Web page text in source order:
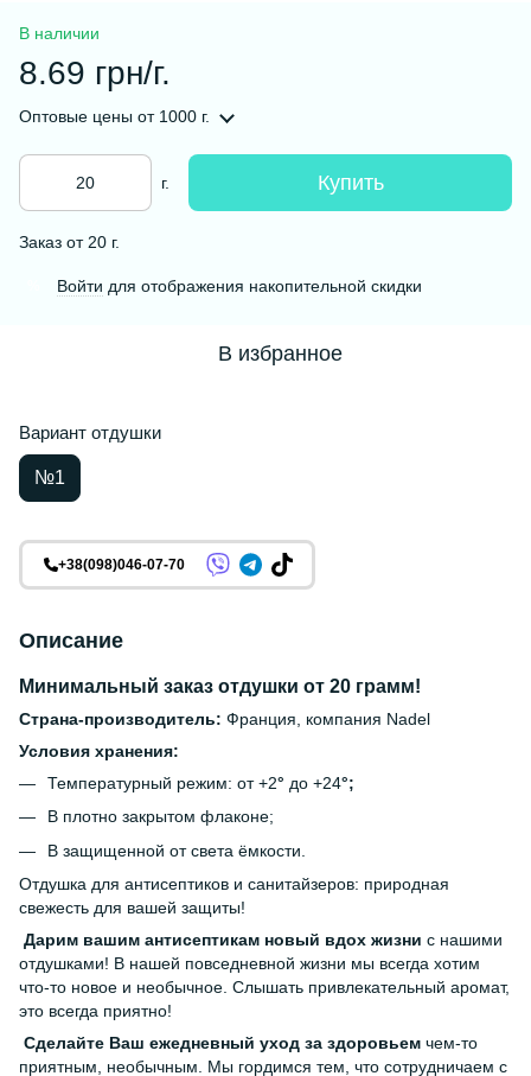
В наличии
8.69 грн/г.
Оптовые цены от 1000 г.
г. Купить
Заказ от 20 г.
Войти для отображения накопительной скидки
В избранное
Вариант отдушки
№1
+38(098)046-07-70
Описание
Минимальный заказ отдушки от 20 грамм!
Страна-производитель: Франция, компания Nadel
Условия хранения:
Температурный режим: от +2° до +24°;
В плотно закрытом флаконе;
В защищенной от света ёмкости.
Отдушка для антисептиков и санитайзеров: природная
свежесть для вашей защиты!
Дарим вашим антисептикам новый вдох жизни с нашими
отдушками! В нашей повседневной жизни мы всегда хотим
что-то новое и необычное. Слышать привлекательный аромат,
это всегда приятно!
Сделайте Ваш ежедневный уход за здоровьем чем-то
приятным, необычным. Мы гордимся тем, что сотрудничаем с